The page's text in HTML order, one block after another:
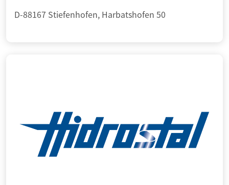
D-88167 Stiefenhofen, Harbatshofen 50